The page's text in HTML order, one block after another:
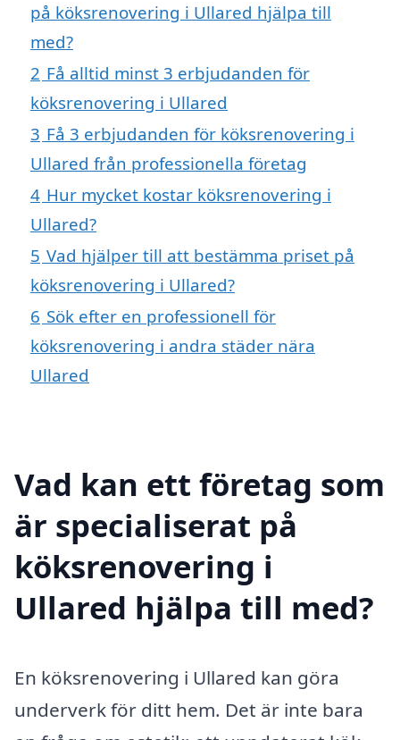
på köksrenovering i Ullared hjälpa till
med?
2 Få alltid minst 3 erbjudanden för
köksrenovering i Ullared
3 Få 3 erbjudanden för köksrenovering i
Ullared från professionella företag
4 Hur mycket kostar köksrenovering i
Ullared?
5 Vad hjälper till att bestämma priset på
köksrenovering i Ullared?
6 Sök efter en professionell för
köksrenovering i andra städer nära
Ullared
Vad kan ett företag som
är specialiserat på
köksrenovering i
Ullared hjälpa till med?
En köksrenovering i Ullared kan göra
underverk för ditt hem. Det är inte bara